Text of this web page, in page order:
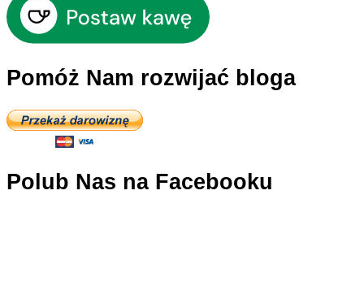
Pomóż Nam rozwijać bloga
Polub Nas na Facebooku